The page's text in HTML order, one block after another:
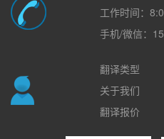
工作时间：
手机/微信：
翻译类型
关于我们
翻译报价